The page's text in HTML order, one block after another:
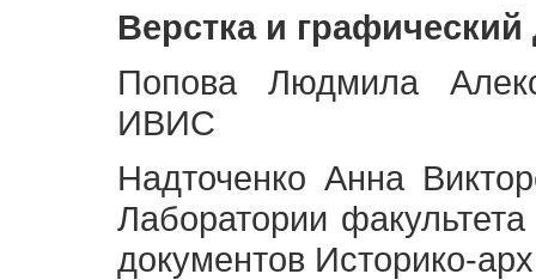
Верстка и графический
Попова Людмила
ИВИС
Надточенко Анна
Лаборатории
документов Историко-